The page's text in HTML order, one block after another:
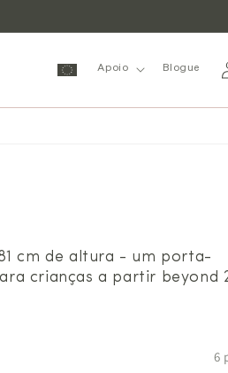
Apoio Blogue
cm de altura - um porta-
crianças a partir beyond
6